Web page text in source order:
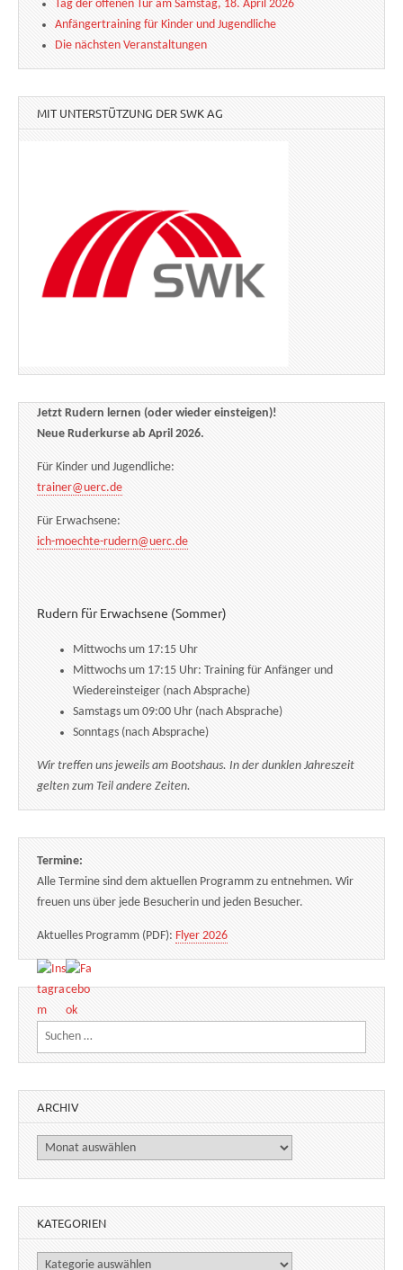
Tag der offenen Tür am Samstag, 18. April 2026
Anfängertraining für Kinder und Jugendliche
Die nächsten Veranstaltungen
MIT UNTERSTÜTZUNG DER SWK AG
Jetzt Rudern lernen (oder wieder einsteigen)!
Neue Ruderkurse ab April 2026.
Für Kinder und Jugendliche:
trainer@uerc.de
Für Erwachsene:
ich-moechte-rudern@uerc.de
Rudern für Erwachsene (Sommer)
Mittwochs um 17:15 Uhr
Mittwochs um 17:15 Uhr: Training für Anfänger und
Wiedereinsteiger (nach Absprache)
Samstags um 09:00 Uhr (nach Absprache)
Sonntags (nach Absprache)
Wir treffen uns jeweils am Bootshaus. In der dunklen Jahreszeit
gelten zum Teil andere Zeiten.
Termine:
Alle Termine sind dem aktuellen Programm zu entnehmen. Wir
freuen uns über jede Besucherin und jeden Besucher.
Aktuelles Programm (PDF): Flyer 2026
Suchen nach:
ARCHIV
Archiv
KATEGORIEN
Kategorien